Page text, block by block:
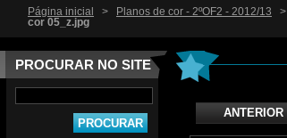
Página inicial > Planos de cor - 2ºOF2 - 2012/13 >
cor 05_z.jpg
PROCURAR NO SITE
ANTERIOR